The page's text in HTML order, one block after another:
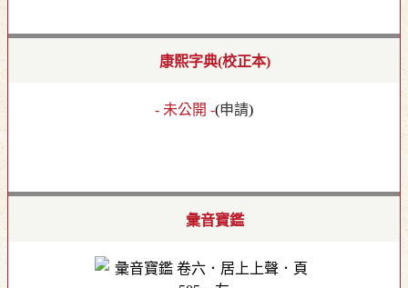
康熙字典(校正本)
- 未公開 -(申請)
彙音寶鑑